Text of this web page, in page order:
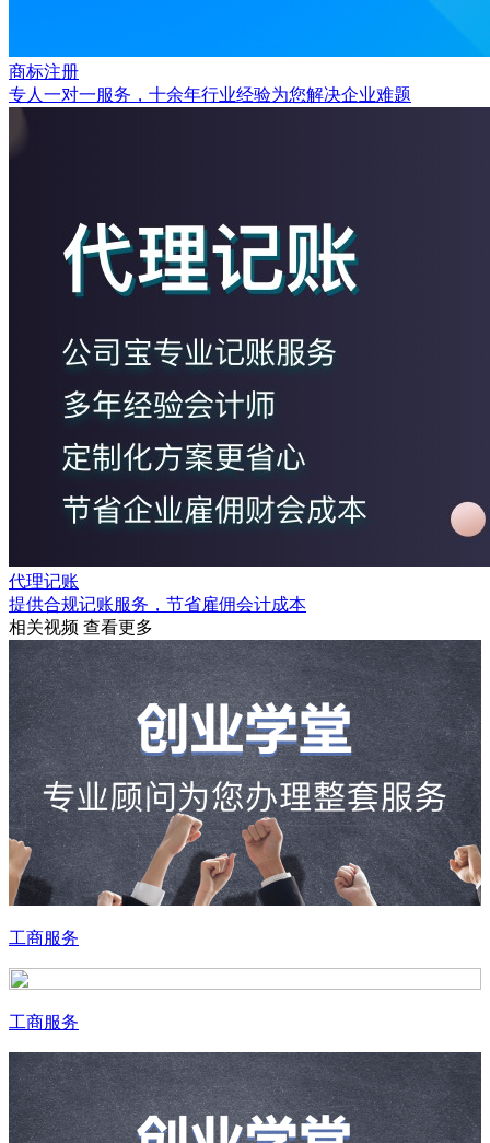
商标注册
专人一对一服务，十余年行业经验为您解决企业难题
代理记账
提供合规记账服务，节省雇佣会计成本
相关视频 查看更多
工商服务
工商服务